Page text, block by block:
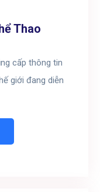
Thao
cấp thông tin
giới đang diễn